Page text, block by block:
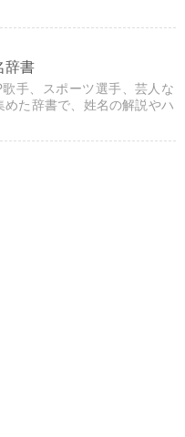
す。
辞書
手、スポーツ選手、芸人な
めた辞書で、姓名の解説やハ